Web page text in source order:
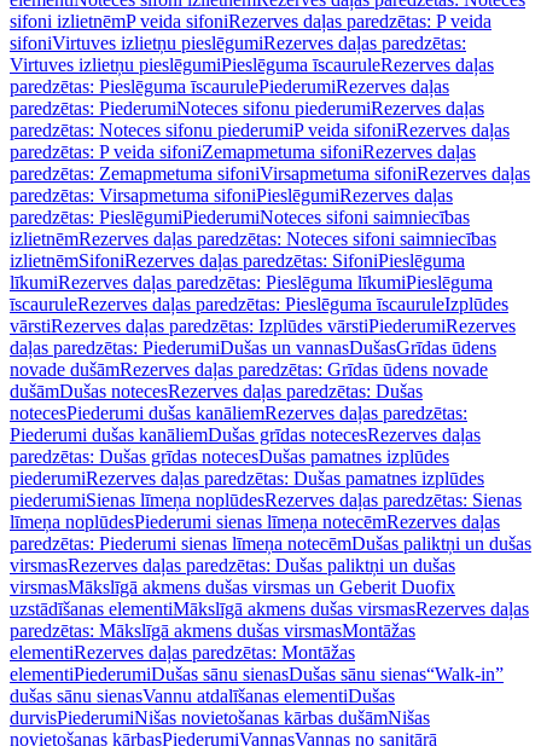
sifoni izlietnēmP veida sifoniRezerves daļas paredzētas: P veida
sifoniVirtuves izlietņu pieslēgumiRezerves daļas paredzētas:
Virtuves izlietņu pieslēgumiPieslēguma īscauruleRezerves daļas
paredzētas: Pieslēguma īscaurulePiederumiRezerves daļas
paredzētas: PiederumiNoteces sifonu piederumiRezerves daļas
paredzētas: Noteces sifonu piederumiP veida sifoniRezerves daļas
paredzētas: P veida sifoniZemapmetuma sifoniRezerves daļas
paredzētas: Zemapmetuma sifoniVirsapmetuma sifoniRezerves daļas
paredzētas: Virsapmetuma sifoniPieslēgumiRezerves daļas
paredzētas: PieslēgumiPiederumiNoteces sifoni saimniecības
izlietnēmRezerves daļas paredzētas: Noteces sifoni saimniecības
izlietnēmSifoniRezerves daļas paredzētas: SifoniPieslēguma
līkumiRezerves daļas paredzētas: Pieslēguma līkumiPieslēguma
īscauruleRezerves daļas paredzētas: Pieslēguma īscauruleIzplūdes
vārstiRezerves daļas paredzētas: Izplūdes vārstiPiederumiRezerves
daļas paredzētas: PiederumiDušas un vannasDušasGrīdas ūdens
novade dušāmRezerves daļas paredzētas: Grīdas ūdens novade
dušāmDušas notecesRezerves daļas paredzētas: Dušas
notecesPiederumi dušas kanāliemRezerves daļas paredzētas:
Piederumi dušas kanāliemDušas grīdas notecesRezerves daļas
paredzētas: Dušas grīdas notecesDušas pamatnes izplūdes
piederumiRezerves daļas paredzētas: Dušas pamatnes izplūdes
piederumiSienas līmeņa noplūdesRezerves daļas paredzētas: Sienas
līmeņa noplūdesPiederumi sienas līmeņa notecēmRezerves daļas
paredzētas: Piederumi sienas līmeņa notecēmDušas paliktņi un dušas
virsmasRezerves daļas paredzētas: Dušas paliktņi un dušas
virsmasMākslīgā akmens dušas virsmas un Geberit Duofix
uzstādīšanas elementiMākslīgā akmens dušas virsmasRezerves daļas
paredzētas: Mākslīgā akmens dušas virsmasMontāžas
elementiRezerves daļas paredzētas: Montāžas
elementiPiederumiDušas sānu sienasDušas sānu sienas“Walk-in”
dušas sānu sienasVannu atdalīšanas elementiDušas
durvisPiederumiNišas novietošanas kārbas dušāmNišas
novietošanas kārbasPiederumiVannasVannas no sanitārā